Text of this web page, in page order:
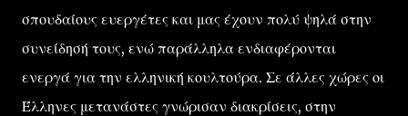
σπουδαίους ευεργέτες και μας έχουν πολύ ψηλά στην
συνείδησή τους, ενώ παράλληλα ενδιαφέρονται
ενεργά για την ελληνική κουλτούρα. Σε άλλες χώρες οι
Έλληνες μετανάστες γνώρισαν διακρίσεις, στην